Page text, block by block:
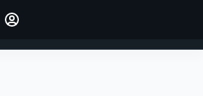
INICIAR SESIÓN